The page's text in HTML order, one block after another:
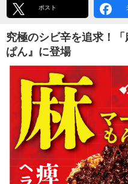
ポスト
究極のシビ辛を追求！
ぱん』に登場